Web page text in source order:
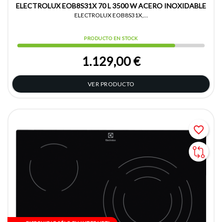
ELECTROLUX EOB8S31X 70 L 3500 W ACERO INOXIDABLE
ELECTROLUX EOB8S31X,...
PRODUCTO EN STOCK
1.129,00 €
VER PRODUCTO
favorite_border